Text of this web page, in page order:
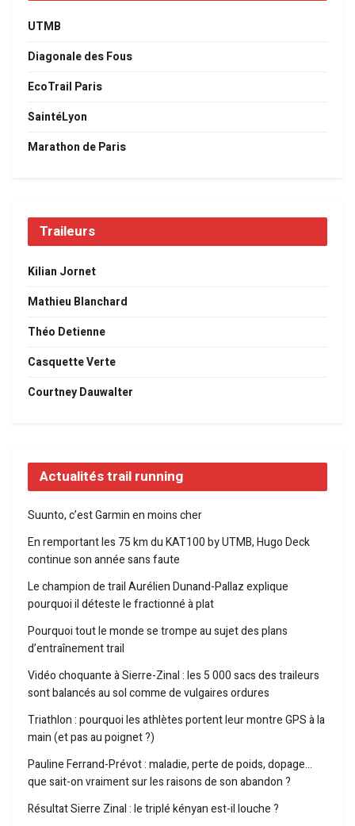
UTMB
Diagonale des Fous
EcoTrail Paris
SaintéLyon
Marathon de Paris
Traileurs
Kilian Jornet
Mathieu Blanchard
Théo Detienne
Casquette Verte
Courtney Dauwalter
Actualités trail running
Suunto, c’est Garmin en moins cher
En remportant les 75 km du KAT100 by UTMB, Hugo Deck
continue son année sans faute
Le champion de trail Aurélien Dunand-Pallaz explique
pourquoi il déteste le fractionné à plat
Pourquoi tout le monde se trompe au sujet des plans
d’entraînement trail
Vidéo choquante à Sierre-Zinal : les 5 000 sacs des traileurs
sont balancés au sol comme de vulgaires ordures
Triathlon : pourquoi les athlètes portent leur montre GPS à la
main (et pas au poignet ?)
Pauline Ferrand-Prévot : maladie, perte de poids, dopage…
que sait-on vraiment sur les raisons de son abandon ?
Résultat Sierre Zinal : le triplé kényan est-il louche ?